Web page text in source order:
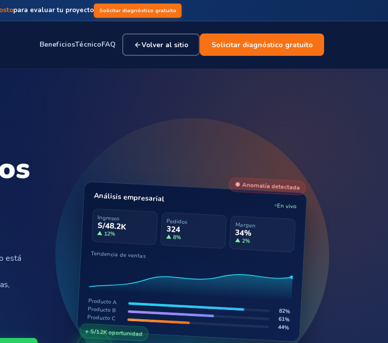
para evaluar tu proyecto Solicitar diagnóstico gratuito
BeneficiosTécnicoFAQ Volver al sitio Solicitar diagnóstico gratuito
está
● Anomalía detectada
+ S/12K oportunidad
Análisis empresarial
En vivo
Ingresos
S/48.2K
▲ 12%
Pedidos
324
▲ 8%
Margen
34%
▲ 2%
Tendencia de ventas
Producto A
82%
Producto B
61%
Producto C
44%